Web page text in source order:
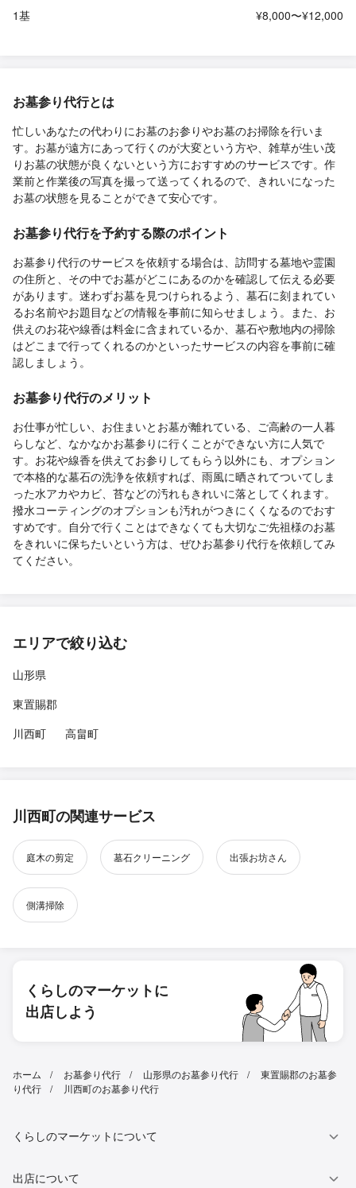
1基 ¥8,000〜¥12,000
お墓参り代行とは
忙しいあなたの代わりにお墓のお参りやお墓のお掃除を行いま
す。お墓が遠方にあって行くのが大変という方や、雑草が生い茂
りお墓の状態が良くないという方におすすめのサービスです。作
業前と作業後の写真を撮って送ってくれるので、きれいになった
お墓の状態を見ることができて安心です。
お墓参り代行を予約する際のポイント
お墓参り代行のサービスを依頼する場合は、訪問する墓地や霊園
の住所と、その中でお墓がどこにあるのかを確認して伝える必要
があります。迷わずお墓を見つけられるよう、墓石に刻まれてい
るお名前やお題目などの情報を事前に知らせましょう。また、お
供えのお花や線香は料金に含まれているか、墓石や敷地内の掃除
はどこまで行ってくれるのかといったサービスの内容を事前に確
認しましょう。
お墓参り代行のメリット
お仕事が忙しい、お住まいとお墓が離れている、ご高齢の一人暮
らしなど、なかなかお墓参りに行くことができない方に人気で
す。お花や線香を供えてお参りしてもらう以外にも、オプション
で本格的な墓石の洗浄を依頼すれば、雨風に晒されてついてしま
った水アカやカビ、苔などの汚れもきれいに落としてくれます。
撥水コーティングのオプションも汚れがつきにくくなるのでおす
すめです。自分で行くことはできなくても大切なご先祖様のお墓
をきれいに保ちたいという方は、ぜひお墓参り代行を依頼してみ
てください。
エリアで絞り込む
山形県
東置賜郡
川西町
高畠町
川西町の関連サービス
庭木の剪定 墓石クリーニング 出張お坊さん
側溝掃除
くらしのマーケットに
出店しよう
ホーム お墓参り代行 山形県のお墓参り代行
東置賜郡のお墓参
り代行
川西町のお墓参り代行
くらしのマーケットについて
出店について